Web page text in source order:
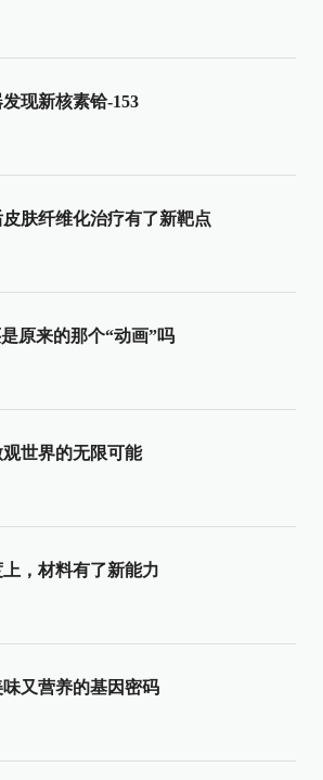
现新核素铪-153
肤纤维化治疗有了新靶点
原来的那个“动画”吗
世界的无限可能
，材料有了新能力
又营养的基因密码